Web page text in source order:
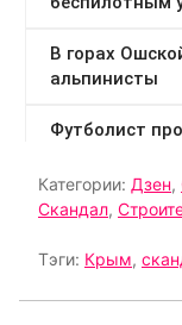
Категории: Дзен,
Скандал,
Тэги: Крым,